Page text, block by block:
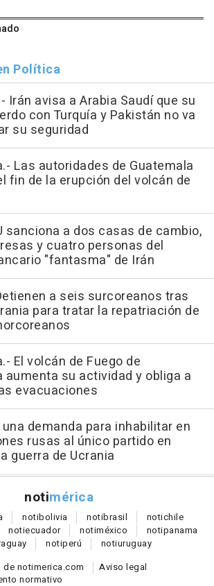
Política
Irán avisa a Arabia Saudí que su
con Turquía y Pakistán no va
su seguridad
Las autoridades de Guatemala
fin de la erupción del volcán de
sanciona a dos casas de cambio,
y cuatro personas del
"fantasma" de Irán
a seis surcoreanos tras
para tratar la repatriación de
El volcán de Fuego de
aumenta su actividad y obliga a
evacuaciones
demanda para inhabilitar en
rusas al único partido en
guerra de Ucrania
notimérica
notibolivia notibrasil notichile
notiecuador notiméxico notipanama
notiperú notiuruguay
de notimerica.com
Aviso legal
normativo